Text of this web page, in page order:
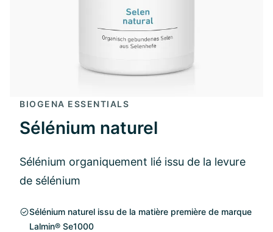
BIOGENA ESSENTIALS
Sélénium naturel
Sélénium organiquement lié issu de la levure
de sélénium
Sélénium naturel issu de la matière première de marque
Lalmin® Se1000